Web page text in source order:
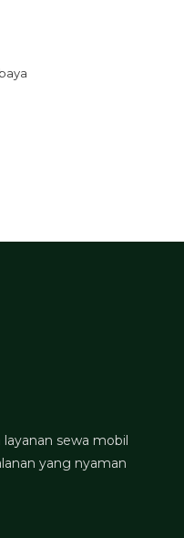
sewa mobil
yang nyaman